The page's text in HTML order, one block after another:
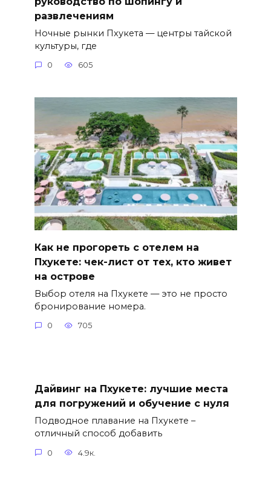
развлечениям
Ночные рынки Пхукета — центры тайской
культуры, где
0 605
Как не прогореть с отелем на
Пхукете: чек-лист от тех, кто живет
на острове
Выбор отеля на Пхукете — это не просто
бронирование номера.
0 705
Дайвинг на Пхукете: лучшие места
для погружений и обучение с нуля
Подводное плавание на Пхукете –
отличный способ добавить
0 4.9к.